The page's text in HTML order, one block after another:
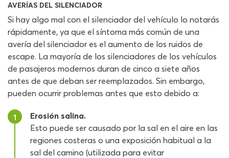
AVERÍAS DEL SILENCIADOR
Si hay algo mal con el silenciador del vehículo lo notarás
rápidamente, ya que el síntoma más común de una
avería del silenciador es el aumento de los ruidos de
escape. La mayoría de los silenciadores de los vehículos
de pasajeros modernos duran de cinco a siete años
antes de que deban ser reemplazados. Sin embargo,
pueden ocurrir problemas antes que esto debido a:
1
Erosión salina.
Esto puede ser causado por la sal en el aire en las
regiones costeras o una exposición habitual a la
sal del camino (utilizada para evitar